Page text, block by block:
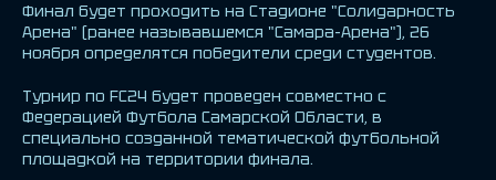
Финал будет проходить на Стадионе "Солидарность
Арена" (ранее называвшемся "Самара-Арена"), 26
ноября определятся победители среди студентов.
Турнир по FC24 будет проведен совместно с
Федерацией Футбола Самарской Области, в
специально созданной тематической футбольной
площадкой на территории финала.